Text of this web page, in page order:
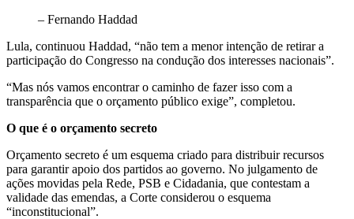
– Fernando Haddad
Lula, continuou Haddad, “não tem a menor intenção de retirar a
participação do Congresso na condução dos interesses nacionais”.
“Mas nós vamos encontrar o caminho de fazer isso com a
transparência que o orçamento público exige”, completou.
O que é o orçamento secreto
Orçamento secreto é um esquema criado para distribuir recursos
para garantir apoio dos partidos ao governo. No julgamento de
ações movidas pela Rede, PSB e Cidadania, que contestam a
validade das emendas, a Corte considerou o esquema
“inconstitucional”.